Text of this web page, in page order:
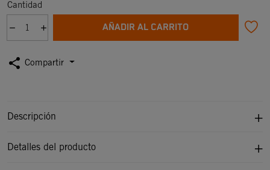
Cantidad
AÑADIR AL CARRITO
share Compartir
Descripción
Detalles del producto